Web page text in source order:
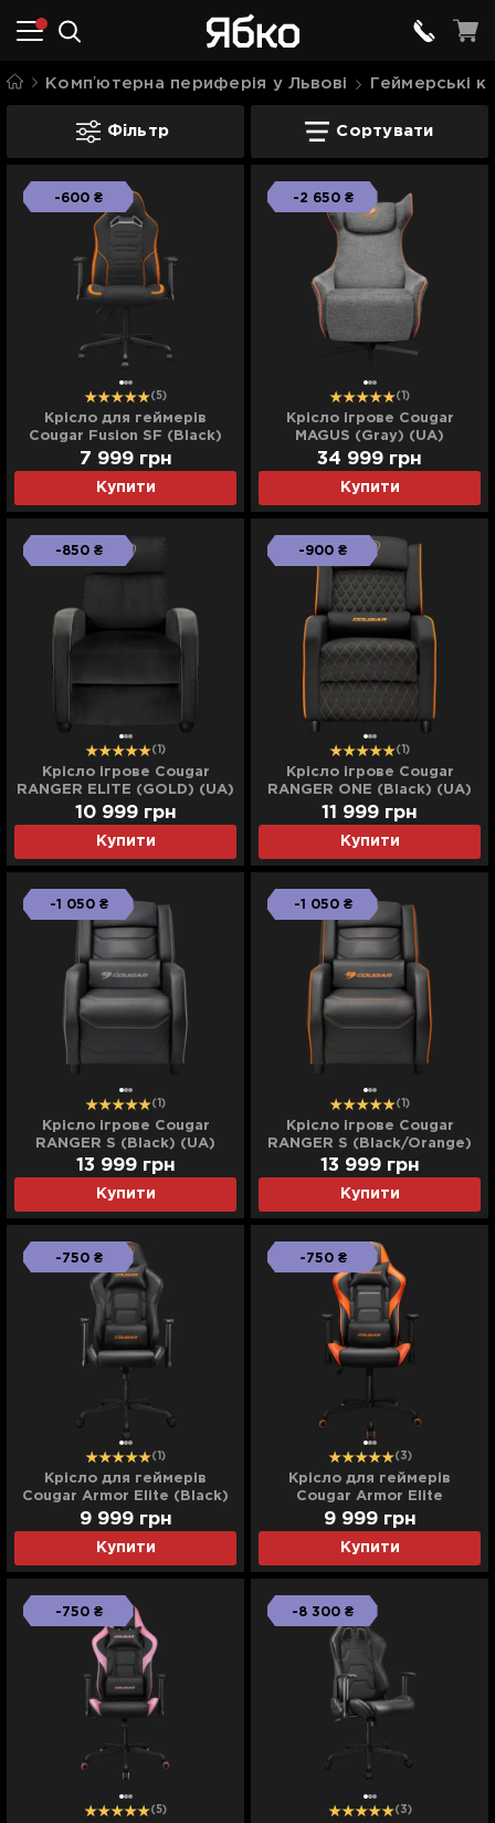
Компʼютерна периферія у Львові Геймерські
Ігрові крісла Cougar у Львові
Фільтр Сортувати
-600 ₴
(5)
Крісло для геймерів
Cougar Fusion SF (Black)
(UA)
Купити
7 999 грн
-2 650 ₴
(1)
Крісло ігрове Cougar
MAGUS (Gray) (UA)
Купити
34 999 грн
-850 ₴
(1)
Крісло ігрове Cougar
RANGER ELITE (GOLD) (UA)
Купити
10 999 грн
-900 ₴
(1)
Крісло ігрове Cougar
RANGER ONE (Black) (UA)
Купити
11 999 грн
-1 050 ₴
(1)
Крісло ігрове Cougar
RANGER S (Black) (UA)
Купити
13 999 грн
-1 050 ₴
(1)
Крісло ігрове Cougar
RANGER S (Black/Orange)
(UA)
Купити
13 999 грн
-750 ₴
(1)
Крісло для геймерів
Cougar Armor Elite (Black)
Купити
9 999 грн
-750 ₴
(3)
Крісло для геймерів
Cougar Armor Elite
(Orange/Black)
Купити
9 999 грн
-750 ₴
(5)
-8 300 ₴
(3)